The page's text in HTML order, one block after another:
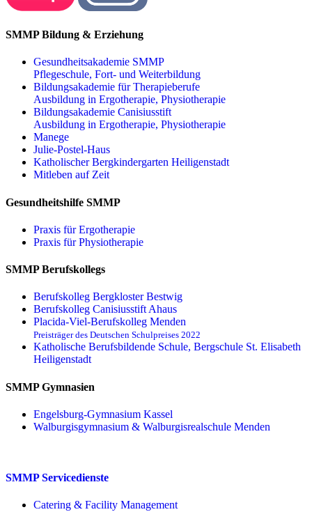
SMMP Bildung & Erziehung
Gesundheitsakademie SMMP
Pflegeschule, Fort- und Weiterbildung
Bildungsakademie für Therapieberufe
Ausbildung in Ergotherapie, Physiotherapie
Bildungsakademie Canisiusstift
Ausbildung in Ergotherapie, Physiotherapie
Manege
Julie-Postel-Haus
Katholischer Bergkindergarten Heiligenstadt
Mitleben auf Zeit
Gesundheitshilfe SMMP
Praxis für Ergo­therapie
Praxis für Physio­therapie
SMMP Berufskollegs
Berufskolleg Bergkloster Bestwig
Berufskolleg Canisiusstift Ahaus
Placida-Viel-Berufskolleg Menden
Preisträger des Deutschen Schulpreises 2022
Katholische Berufsbildende Schule, Bergschule St. Elisabeth
Heiligenstadt
SMMP Gymnasien
Engelsburg-Gymnasium Kassel
Walburgisgymnasium & Walburgisrealschule Menden
SMMP Servicedienste
Catering & Facility Management